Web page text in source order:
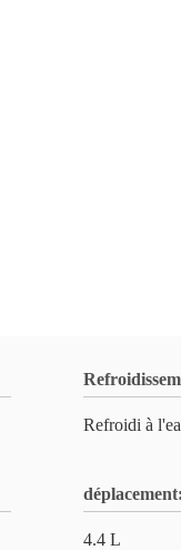
Refroidi à
déplacement:
4.4 L